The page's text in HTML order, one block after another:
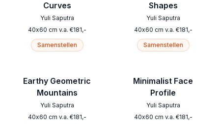
Curves
Yuli Saputra
40x60 cm v.a. €181,-
Samenstellen
Earthy Geometric
Mountains
Yuli Saputra
40x60 cm v.a. €181,-
Shapes
Yuli Saputra
40x60 cm v.a. €181,-
Samenstellen
Minimalist Face
Profile
Yuli Saputra
40x60 cm v.a. €181,-